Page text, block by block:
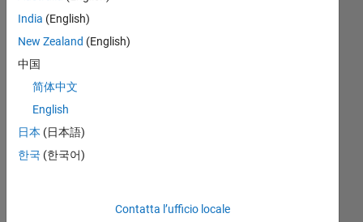
F…
M…
CONTRIBUTI 100
-40
-20
20
40
60
80
100
120
140
300
250
50
-50
-100
India (English)
New Zealand (English)
中国
简体中文
English
日本 (日本語)
한국 (한국어)
Contatta l’ufficio locale